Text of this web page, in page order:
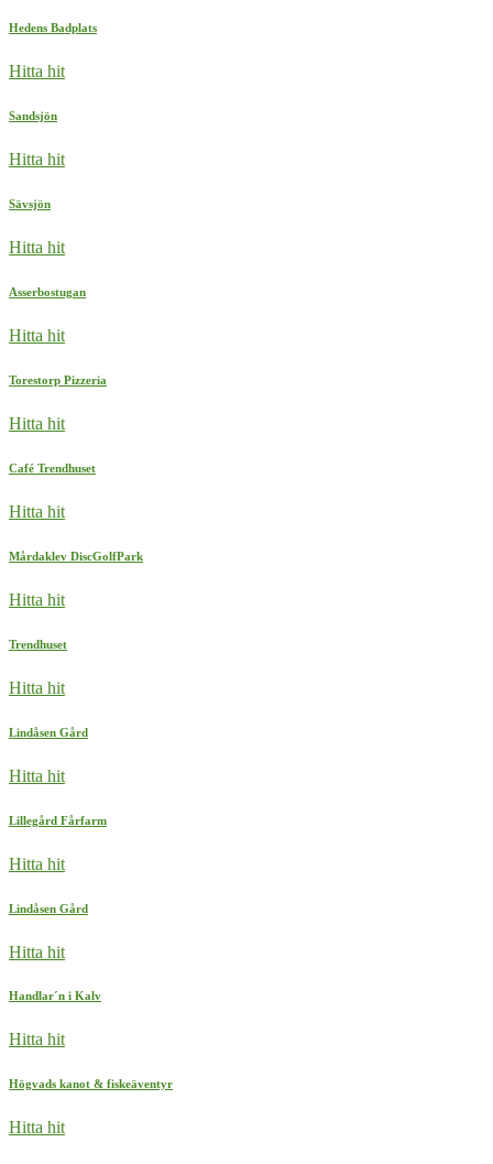
Hedens Badplats
Hitta hit
Sandsjön
Hitta hit
Sävsjön
Hitta hit
Asserbostugan
Hitta hit
Torestorp Pizzeria
Hitta hit
Café Trendhuset
Hitta hit
Mårdaklev DiscGolfPark
Hitta hit
Trendhuset
Hitta hit
Lindåsen Gård
Hitta hit
Lillegård Fårfarm
Hitta hit
Lindåsen Gård
Hitta hit
Handlar´n i Kalv
Hitta hit
Högvads kanot & fiskeäventyr
Hitta hit